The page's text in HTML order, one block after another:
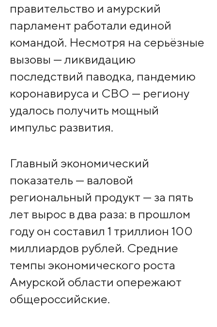
правительство и амурский
парламент работали единой
командой. Несмотря на серьёзные
вызовы — ликвидацию
последствий паводка, пандемию
коронавируса и СВО — региону
удалось получить мощный
импульс развития.
Главный экономический
показатель — валовой
региональный продукт — за пять
лет вырос в два раза: в прошлом
году он составил 1 триллион 100
миллиардов рублей. Средние
темпы экономического роста
Амурской области опережают
общероссийские.